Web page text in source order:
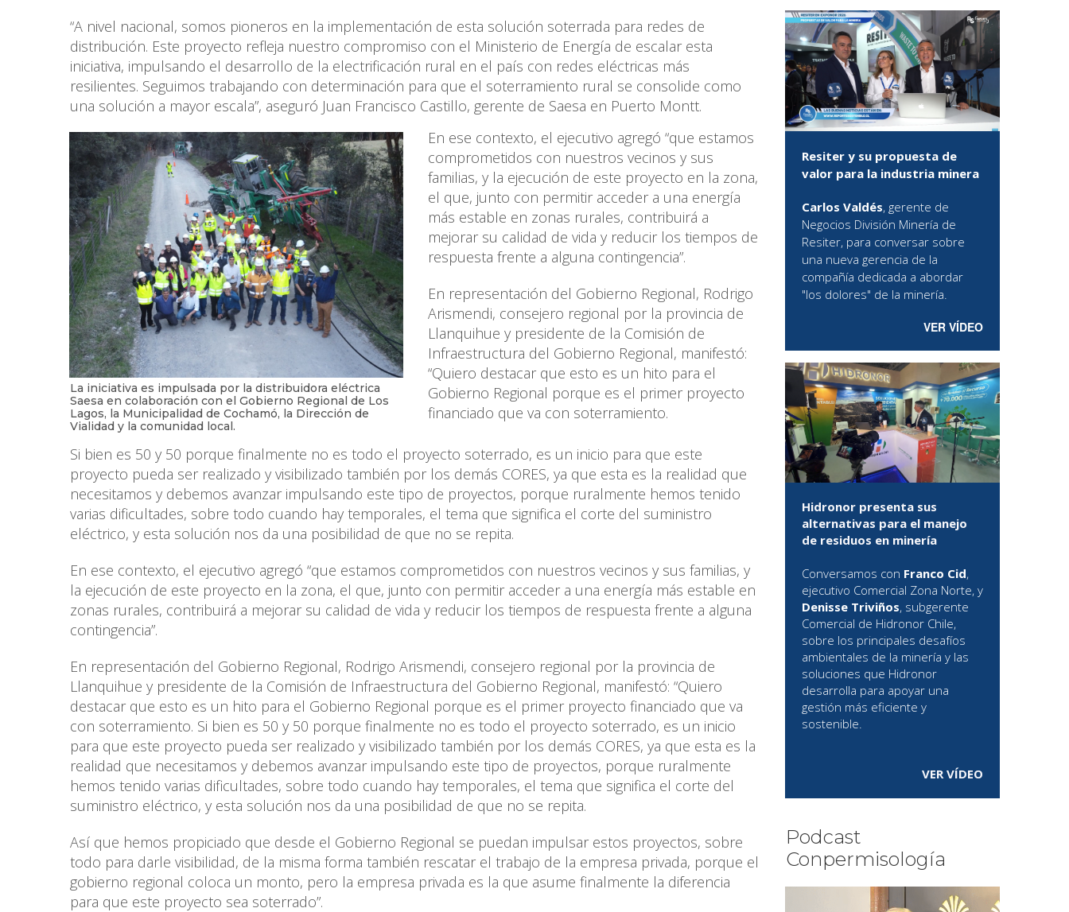
“A nivel nacional, somos pioneros en la implementación de esta solución soterrada para redes de
distribución. Este proyecto refleja nuestro compromiso con el Ministerio de Energía de escalar esta
iniciativa, impulsando el desarrollo de la electrificación rural en el país con redes eléctricas más
resilientes. Seguimos trabajando con determinación para que el soterramiento rural se consolide como
una solución a mayor escala”, aseguró Juan Francisco Castillo, gerente de Saesa en Puerto Montt.
La iniciativa es impulsada por la distribuidora eléctrica
Saesa en colaboración con el Gobierno Regional de Los
Lagos, la Municipalidad de Cochamó, la Dirección de
Vialidad y la comunidad local.
En ese contexto, el ejecutivo agregó “que estamos
comprometidos con nuestros vecinos y sus
familias, y la ejecución de este proyecto en la zona,
el que, junto con permitir acceder a una energía
más estable en zonas rurales, contribuirá a
mejorar su calidad de vida y reducir los tiempos de
respuesta frente a alguna contingencia”.
En representación del Gobierno Regional, Rodrigo
Arismendi, consejero regional por la provincia de
Llanquihue y presidente de la Comisión de
Infraestructura del Gobierno Regional, manifestó:
“Quiero destacar que esto es un hito para el
Gobierno Regional porque es el primer proyecto
financiado que va con soterramiento.
Si bien es 50 y 50 porque finalmente no es todo el proyecto soterrado, es un inicio para que este
proyecto pueda ser realizado y visibilizado también por los demás CORES, ya que esta es la realidad que
necesitamos y debemos avanzar impulsando este tipo de proyectos, porque ruralmente hemos tenido
varias dificultades, sobre todo cuando hay temporales, el tema que significa el corte del suministro
eléctrico, y esta solución nos da una posibilidad de que no se repita.
En ese contexto, el ejecutivo agregó “que estamos comprometidos con nuestros vecinos y sus familias, y
la ejecución de este proyecto en la zona, el que, junto con permitir acceder a una energía más estable en
zonas rurales, contribuirá a mejorar su calidad de vida y reducir los tiempos de respuesta frente a alguna
contingencia”.
En representación del Gobierno Regional, Rodrigo Arismendi, consejero regional por la provincia de
Llanquihue y presidente de la Comisión de Infraestructura del Gobierno Regional, manifestó: “Quiero
destacar que esto es un hito para el Gobierno Regional porque es el primer proyecto financiado que va
con soterramiento. Si bien es 50 y 50 porque finalmente no es todo el proyecto soterrado, es un inicio
para que este proyecto pueda ser realizado y visibilizado también por los demás CORES, ya que esta es la
realidad que necesitamos y debemos avanzar impulsando este tipo de proyectos, porque ruralmente
hemos tenido varias dificultades, sobre todo cuando hay temporales, el tema que significa el corte del
suministro eléctrico, y esta solución nos da una posibilidad de que no se repita.
Así que hemos propiciado que desde el Gobierno Regional se puedan impulsar estos proyectos, sobre
todo para darle visibilidad, de la misma forma también rescatar el trabajo de la empresa privada, porque el
gobierno regional coloca un monto, pero la empresa privada es la que asume finalmente la diferencia
para que este proyecto sea soterrado”.
Resiter y su propuesta de
valor para la industria minera
Carlos Valdés, gerente de
Negocios División Minería de
Resiter, para conversar sobre
una nueva gerencia de la
compañía dedicada a abordar
"los dolores" de la minería.
VER VÍDEO
Hidronor presenta sus
alternativas para el manejo
de residuos en minería
Conversamos con Franco Cid,
ejecutivo Comercial Zona Norte, y
Denisse Triviños, subgerente
Comercial de Hidronor Chile,
sobre los principales desafíos
ambientales de la minería y las
soluciones que Hidronor
desarrolla para apoyar una
gestión más eficiente y
sostenible.
VER VÍDEO
Podcast
Conpermisología